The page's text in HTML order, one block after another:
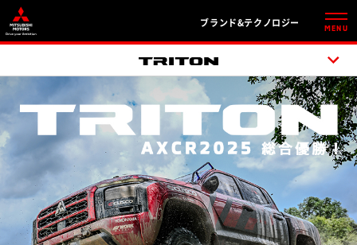
ブランド&テクノロジー
MENU